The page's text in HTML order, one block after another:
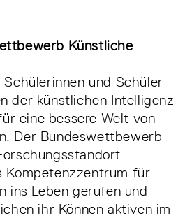
Künstliche
und Schüler
der künstlichen Intelligenz
eine bessere Welt von
Der Bundeswettbewerb
Kompetenzzentrum für
ins Leben gerufen und
ihr Können aktiven im